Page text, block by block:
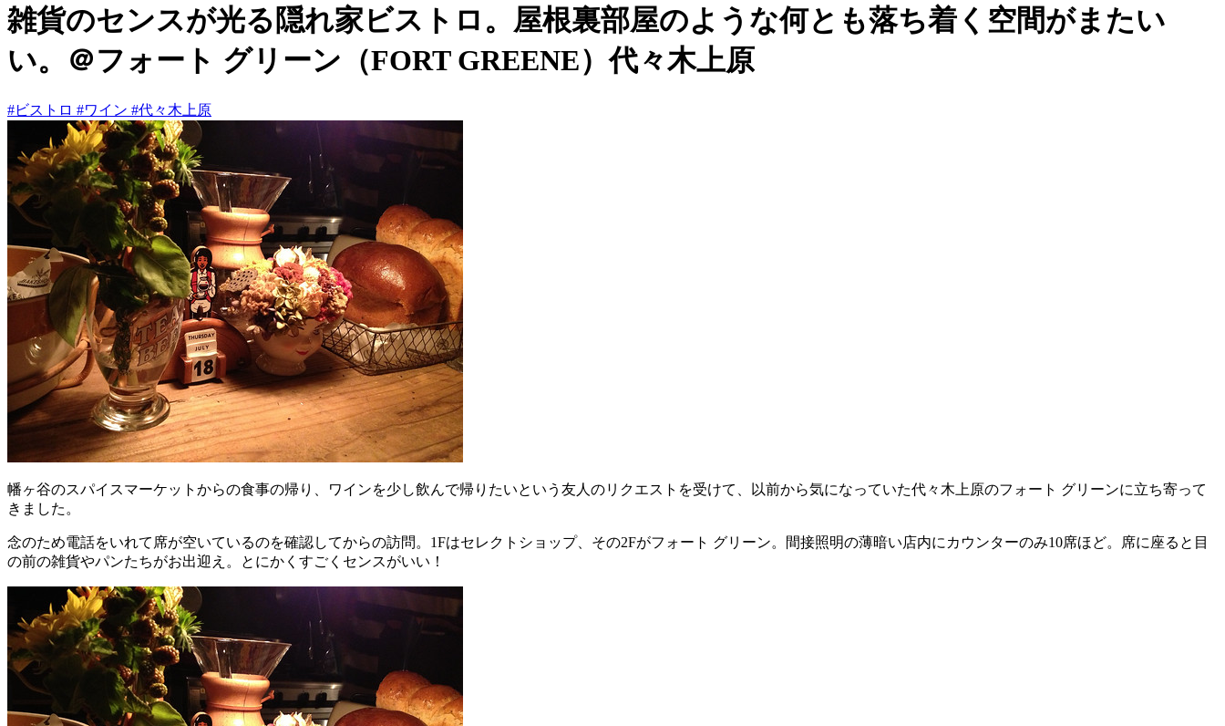
雑貨のセンスが光る隠れ家ビストロ。屋根裏部屋のような何とも落ち着く空間がまたい
い。＠フォート グリーン（FORT GREENE）代々木上原
#ビストロ #ワイン #代々木上原
幡ヶ谷のスパイスマーケットからの食事の帰り、ワインを少し飲んで帰りたいという友人のリクエストを受けて、以前から気になっていた代々木上原のフォート グリーンに立ち寄って
きました。
念のため電話をいれて席が空いているのを確認してからの訪問。1Fはセレクトショップ、その2Fがフォート グリーン。間接照明の薄暗い店内にカウンターのみ10席ほど。席に座ると目
の前の雑貨やパンたちがお出迎え。とにかくすごくセンスがいい！